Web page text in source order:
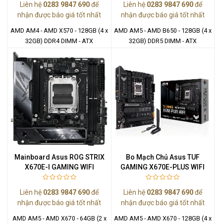
Liên hệ 0283 9847 690để
nhận được báo giá tốt nhất
AMD AM4 - AMD X570 - 128GB (4 x
32GB) DDR4 DIMM - ATX
Liên hệ 0283 9847 690để
nhận được báo giá tốt nhất
AMD AM5 - AMD B650 - 128GB (4 x
32GB) DDR5 DIMM - ATX
Mainboard Asus ROG STRIX
X670E-I GAMING WIFI
Liên hệ 0283 9847 690để
nhận được báo giá tốt nhất
AMD AM5 - AMD X670 - 64GB (2 x
Bo Mạch Chủ Asus TUF
GAMING X670E-PLUS WIFI
Liên hệ 0283 9847 690để
nhận được báo giá tốt nhất
AMD AM5 - AMD X670 - 128GB (4 x